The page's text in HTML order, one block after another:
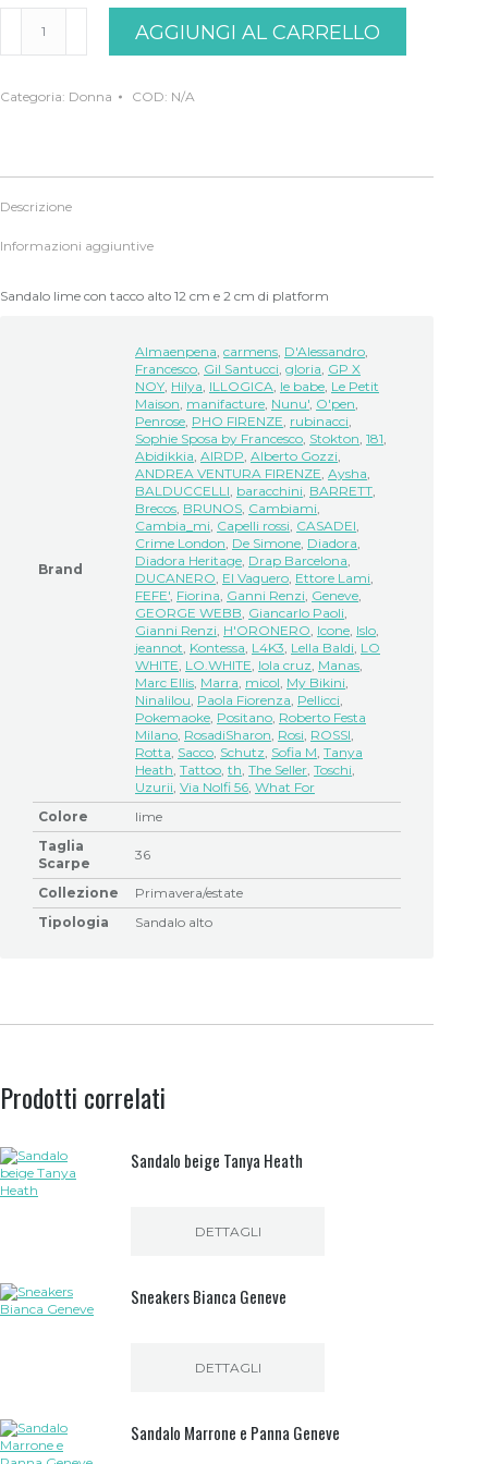
AGGIUNGI AL CARRELLO
Categoria: Donna COD: N/A
Descrizione
Informazioni aggiuntive
Sandalo lime con tacco alto 12 cm e 2 cm di platform
Brand
Almaenpena, carmens, D'Alessandro,
Francesco, Gil Santucci, gloria, GP X
NOY, Hilya, ILLOGICA, le babe, Le Petit
Maison, manifacture, Nunu', O'pen,
Penrose, PHO FIRENZE, rubinacci,
Sophie Sposa by Francesco, Stokton, 181,
Abidikkia, AIRDP, Alberto Gozzi,
ANDREA VENTURA FIRENZE, Aysha,
BALDUCCELLI, baracchini, BARRETT,
Brecos, BRUNOS, Cambiami,
Cambia_mi, Capelli rossi, CASADEI,
Crime London, De Simone, Diadora,
Diadora Heritage, Drap Barcelona,
DUCANERO, El Vaquero, Ettore Lami,
FEFE', Fiorina, Ganni Renzi, Geneve,
GEORGE WEBB, Giancarlo Paoli,
Gianni Renzi, H'ORONERO, Icone, Islo,
jeannot, Kontessa, L4K3, Lella Baldi, LO
WHITE, LO.WHITE, lola cruz, Manas,
Marc Ellis, Marra, micol, My Bikini,
Ninalilou, Paola Fiorenza, Pellicci,
Pokemaoke, Positano, Roberto Festa
Milano, RosadiSharon, Rosi, ROSSI,
Rotta, Sacco, Schutz, Sofia M, Tanya
Heath, Tattoo, th, The Seller, Toschi,
Uzurii, Via Nolfi 56, What For
Colore
lime
Taglia
Scarpe
36
Collezione
Primavera/estate
Tipologia
Sandalo alto
Prodotti correlati
Sandalo beige Tanya Heath
DETTAGLI
Sneakers Bianca Geneve
DETTAGLI
Sandalo Marrone e Panna Geneve